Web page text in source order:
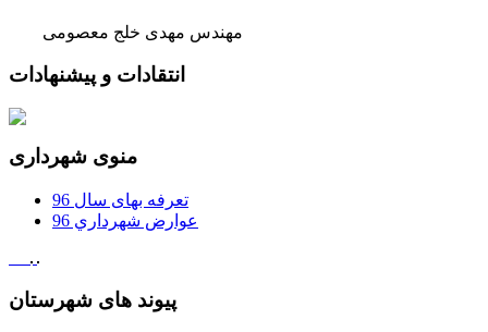
مهندس مهدی خلج معصومی
انتقادات و پیشنهادات
منوی شهرداری
تعرفه بهای سال 96
عوارض شهرداري 96
پیوند های شهرستان